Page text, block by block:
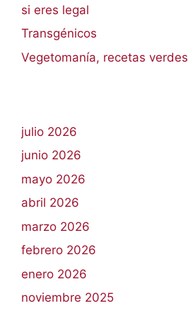
si eres legal
Transgénicos
Vegetomanía, recetas verdes
julio 2026
junio 2026
mayo 2026
abril 2026
marzo 2026
febrero 2026
enero 2026
noviembre 2025